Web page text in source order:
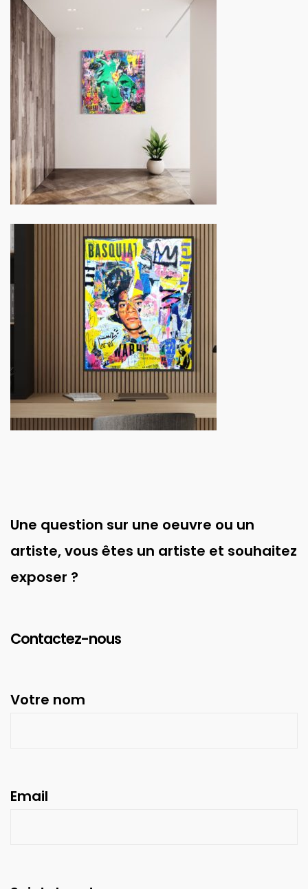
Une question sur une oeuvre ou un
artiste, vous êtes un artiste et souhaitez
exposer ?
Contactez-nous
Votre nom
Email